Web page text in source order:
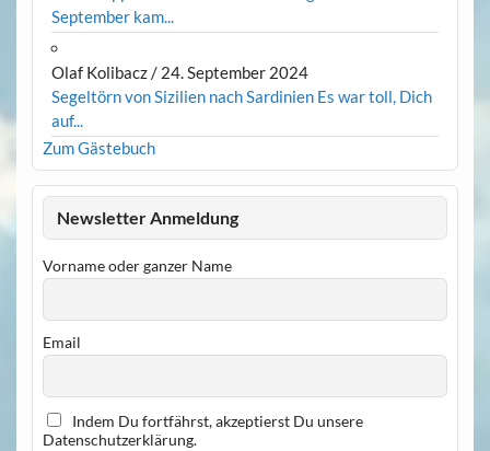
September kam...
Olaf Kolibacz/ 24. September 2024
Segeltörn von Sizilien nach Sardinien Es war toll, Dich
auf...
Zum Gästebuch
Newsletter Anmeldung
Vorname oder ganzer Name
Email
Indem Du fortfährst, akzeptierst Du unsere
Datenschutzerklärung.